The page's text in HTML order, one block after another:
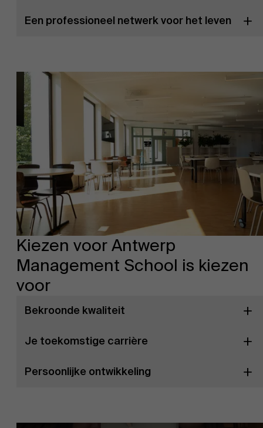
Een professioneel netwerk voor het leven
Kiezen voor Antwerp
Management School is kiezen
voor
Bekroonde kwaliteit
Je toekomstige carrière
Persoonlijke ontwikkeling